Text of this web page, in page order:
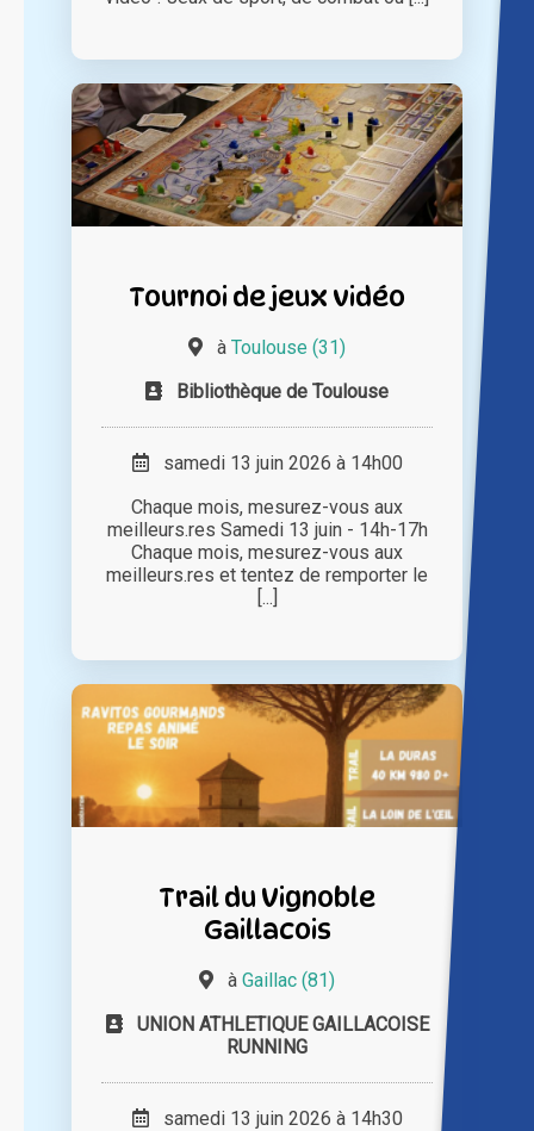
Tournoi de jeux vidéo
à Toulouse (31)
Bibliothèque de Toulouse
samedi 13 juin 2026 à 14h00
Chaque mois, mesurez-vous aux
meilleurs.res Samedi 13 juin - 14h-17h
Chaque mois, mesurez-vous aux
meilleurs.res et tentez de remporter le
[...]
Trail du Vignoble
Gaillacois
à Gaillac (81)
UNION ATHLETIQUE GAILLACOISE
RUNNING
samedi 13 juin 2026 à 14h30